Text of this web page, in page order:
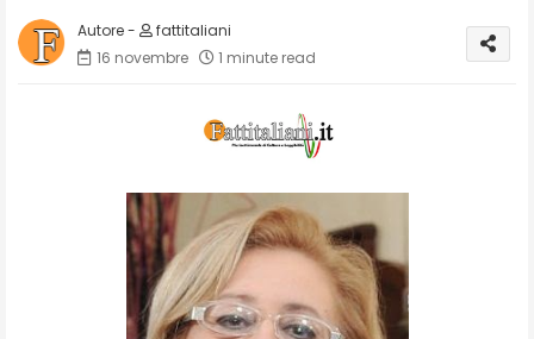
fattitaliani
16 novembre
1 minute read